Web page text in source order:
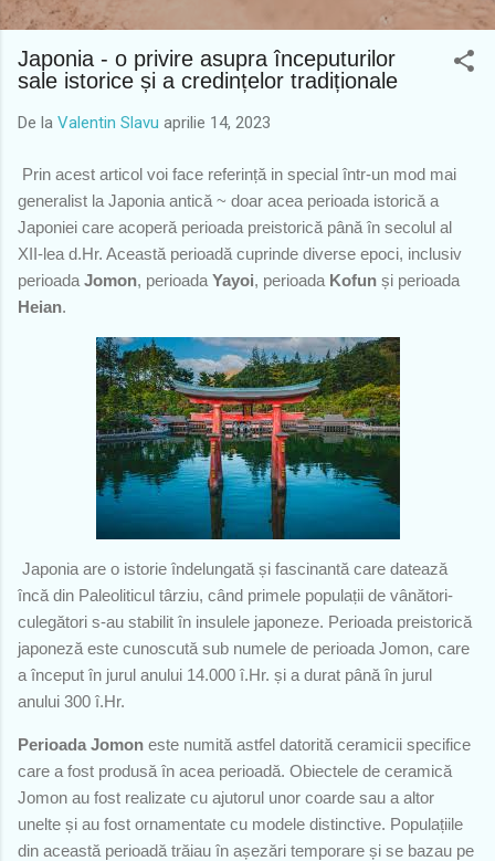
Japonia - o privire asupra începuturilor
sale istorice și a credințelor tradiționale
De la Valentin Slavu aprilie 14, 2023
Prin acest articol voi face referință in special într-un mod mai
generalist la Japonia antică ~ doar acea perioada istorică a
Japoniei care acoperă perioada preistorică până în secolul al
XII-lea d.Hr. Această perioadă cuprinde diverse epoci, inclusiv
perioada Jomon, perioada Yayoi, perioada Kofun și perioada
Heian.
Japonia are o istorie îndelungată și fascinantă care datează
încă din Paleoliticul târziu, când primele populații de vânători-
culegători s-au stabilit în insulele japoneze. Perioada preistorică
japoneză este cunoscută sub numele de perioada Jomon, care
a început în jurul anului 14.000 î.Hr. și a durat până în jurul
anului 300 î.Hr.
Perioada Jomon este numită astfel datorită ceramicii specifice
care a fost produsă în acea perioadă. Obiectele de ceramică
Jomon au fost realizate cu ajutorul unor coarde sau a altor
unelte și au fost ornamentate cu modele distinctive. Populațiile
din această perioadă trăiau în așezări temporare și se bazau pe